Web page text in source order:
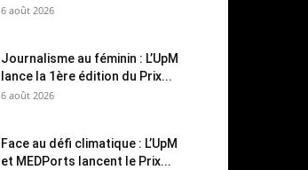
6 août 2026
Journalisme au féminin : L’UpM
lance la 1ère édition du Prix...
6 août 2026
Face au défi climatique : L’UpM
et MEDPorts lancent le Prix...